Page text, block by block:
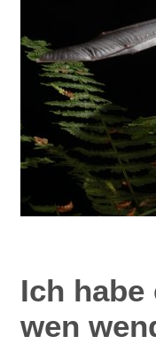
Ich habe
wen